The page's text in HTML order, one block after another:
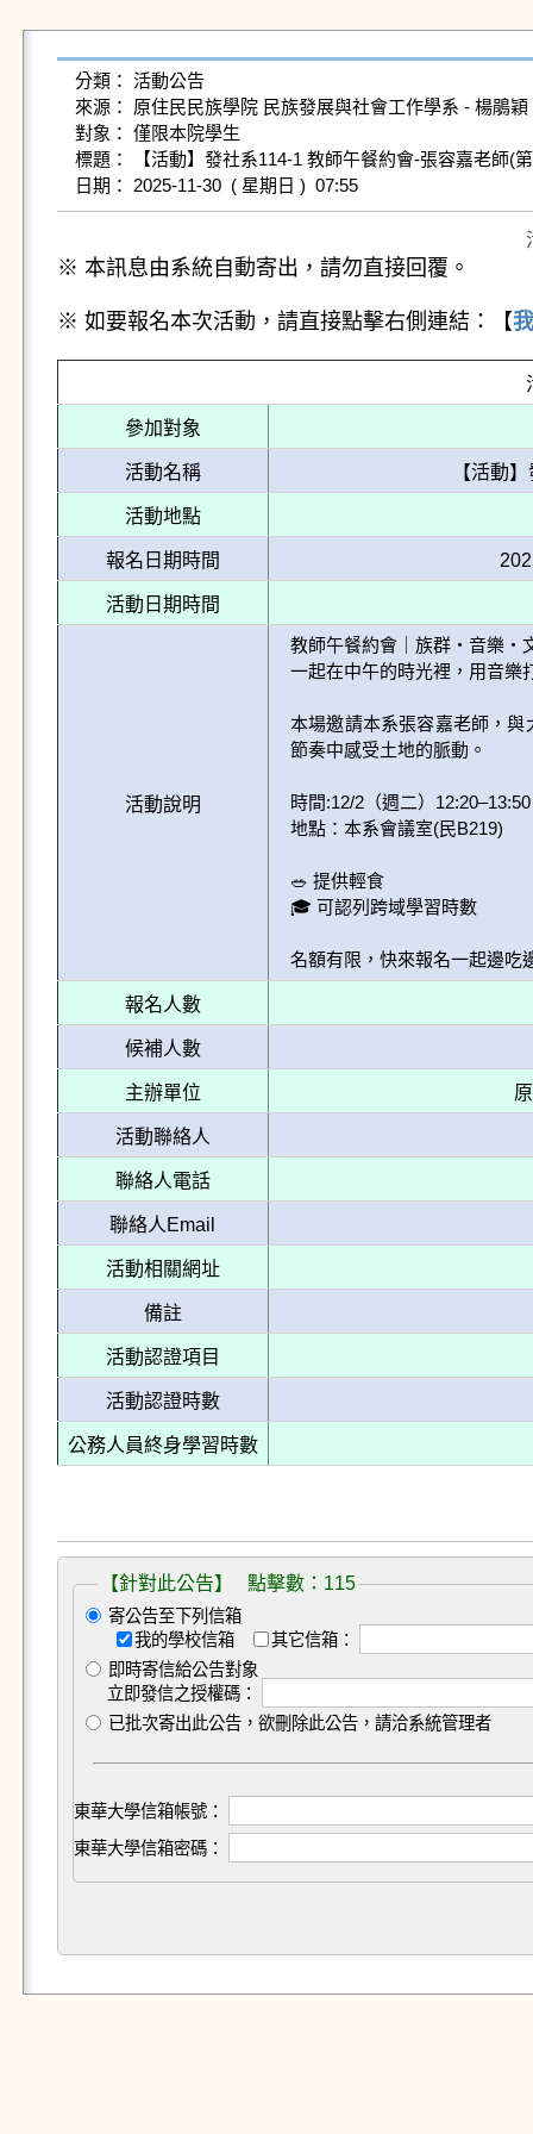
分類： 活動公告
來源： 原住民民族學院 民族發展與社會工作學系 - 楊鵑
對象： 僅限本院學生
標題： 【活動】發社系114-1 教師午餐約會-張容嘉老師(
日期： 2025-11-30  ( 星期日 )  07:55
※ 本訊息由系統自動寄出，請勿直接回覆。
※ 如要報名本次活動，請直接點擊右側連結：【
參加對象
活動名稱 【活動
活動地點
報名日期時間
活動日期時間
活動說明
教師午餐約會｜族群・音樂・
一起在中午的時光裡，用音樂
本場邀請本系張容嘉老師，
節奏中感受土地的脈動。
時間:12/2（週二）12:20–13:50
地點：本系會議室(民B219)
🥗 提供輕食
🎓 可認列跨域學習時數
名額有限，快來報名一起邊吃
報名人數
候補人數
主辦單位
活動聯絡人
聯絡人電話
聯絡人Email
活動相關網址
備註
活動認證項目
活動認證時數
公務人員終身學習時數
【針對此公告】 點擊數：115
寄公告至下列信箱
我的學校信箱
其它信箱：
即時寄信給公告對象
立即發信之授權碼：
已批次寄出此公告，欲刪除此公告，請洽系統管理者
東華大學信箱帳號：
東華大學信箱密碼：